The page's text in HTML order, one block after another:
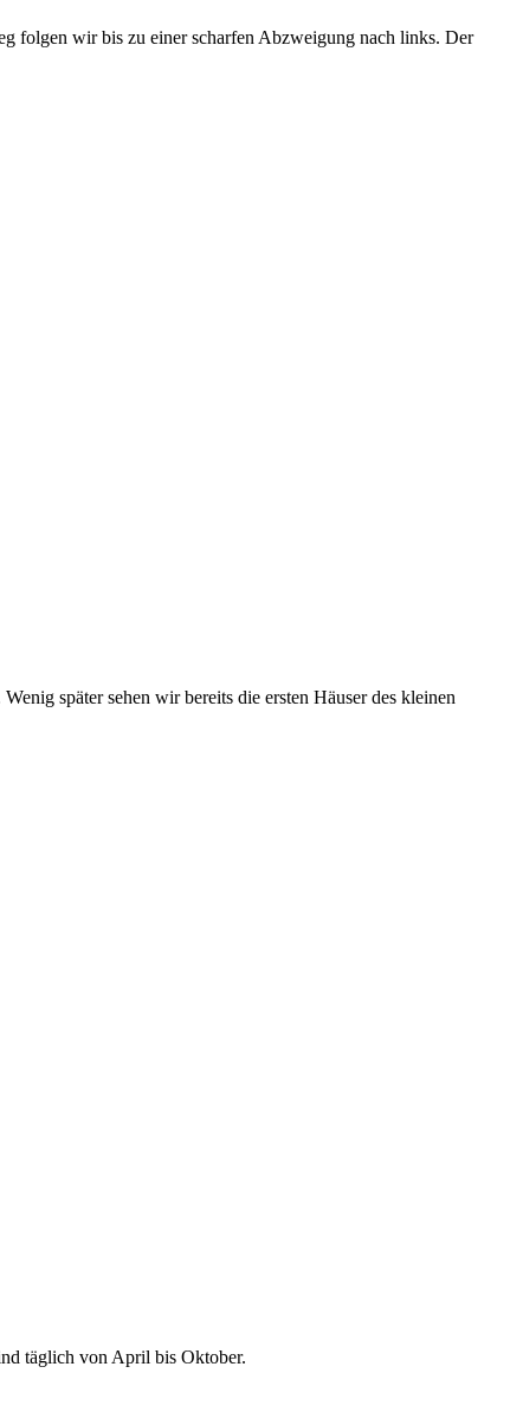
folgen wir bis zu einer scharfen Abzweigung nach links. Der
später sehen wir bereits die ersten Häuser des kleinen
täglich von April bis Oktober.